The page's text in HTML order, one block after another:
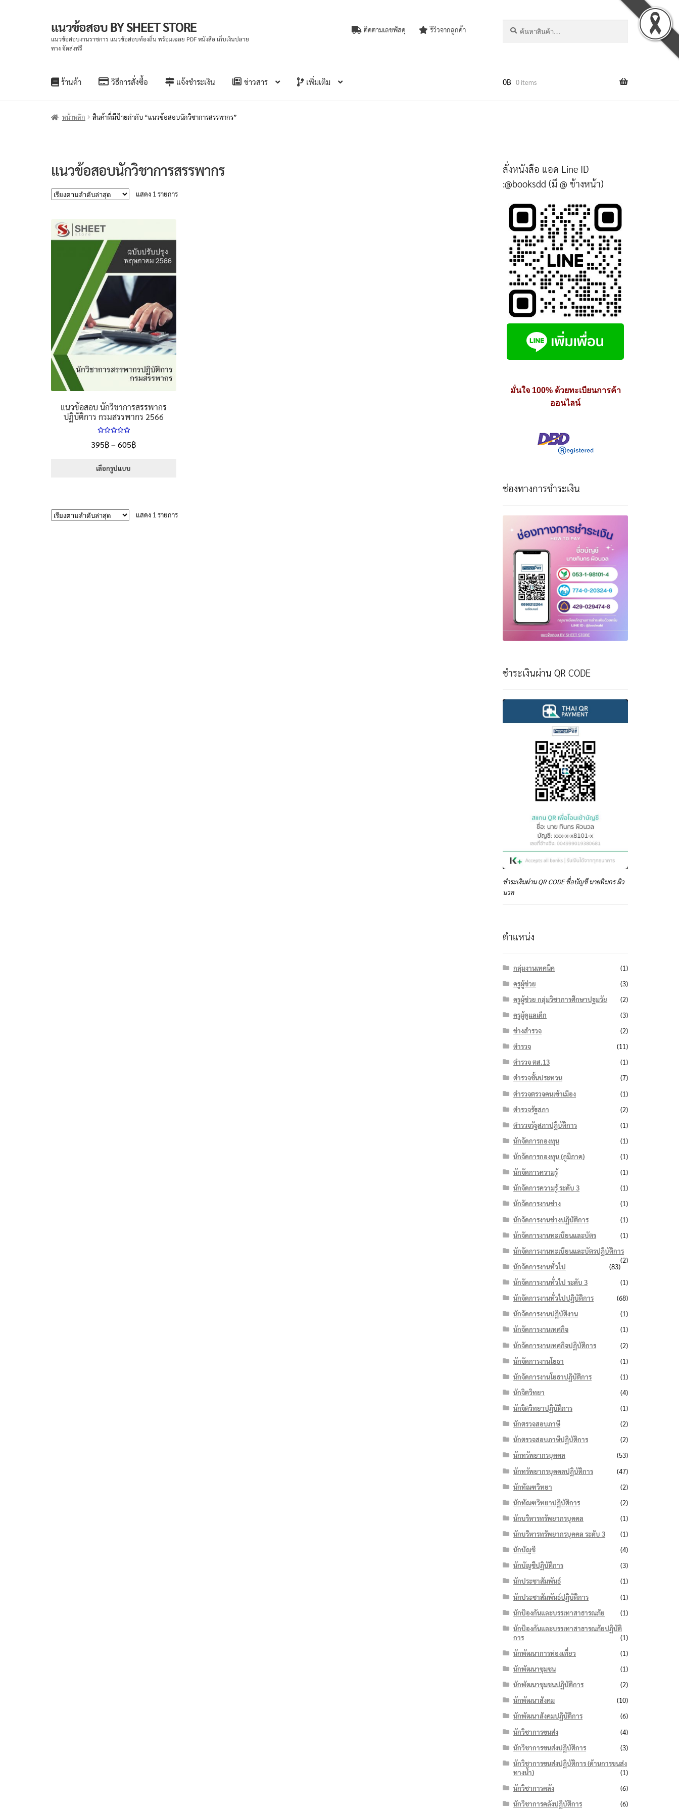
Skip
to
navigation
Skip
to
content
แนวข้อสอบ BY SHEET STORE
แนวข้อสอบงานราชการ แนวข้อสอบท้องถิ่น พร้อมเฉลย PDF หนังสือ เก็บเงินปลาย
ทาง จัดส่งฟรี
ติดตามเลขพัสดุ รีวิวจากลูกค้า
ร้านค้า วิธีการสั่งซื้อ แจ้งชำระเงิน ข่าวสาร เพิ่มเติม 0฿ 0 items
หน้าหลัก สินค้าที่มีป้ายกำกับ “แนวข้อสอบนักวิชาการสรรพากร”
แนวข้อสอบนักวิชาการสรรพากร
แสดง 1 รายการ
แนวข้อสอบ นักวิชาการสรรพากร
ปฏิบัติการ กรมสรรพากร 2566
5.00
ตั้งแต่
395฿ – 605฿Price
เลือกรูปแบบ
multipleแสดง 1 รายการ
สั่งหนังสือ แอด Line ID
:@booksdd (มี @ ข้างหน้า)
มั่นใจ 100% ด้วยทะเบียนการค้า
ออนไลน์
ช่องทางการชำระเงิน
ชำระเงินผ่าน QR CODE
ชำระเงินผ่าน QR CODE ชื่อบัญชี นายทินกร ผิว
นวล
ตำแหน่ง
กลุ่มงานเทคนิค
(1)
ครูผู้ช่วย
(3)
ครูผู้ช่วย กลุ่มวิชาการศึกษาปฐมวัย
(2)
ครูผู้ดูแลเด็ก
(3)
ช่างสำรวจ
(2)
ตำรวจ
(11)
ตำรวจ ตส.13
(1)
ตำรวจชั้นประทวน
(7)
ตำรวจตรวจคนเข้าเมือง
(1)
ตำรวจรัฐสภา
(2)
ตำรวจรัฐสภาปฏิบัติการ
(1)
นักจัดการกองทุน
(1)
นักจัดการกองทุน (ภูมิภาค)
(1)
นักจัดการความรู้
(1)
นักจัดการความรู้ ระดับ 3
(1)
นักจัดการงานช่าง
(1)
นักจัดการงานช่างปฏิบัติการ
(1)
นักจัดการงานทะเบียนและบัตร
(1)
นักจัดการงานทะเบียนและบัตรปฏิบัติการ
(2)
นักจัดการงานทั่วไป
(83)
นักจัดการงานทั่วไป ระดับ 3
(1)
นักจัดการงานทั่วไปปฏิบัติการ
(68)
นักจัดการงานปฏิบัติงาน
(1)
นักจัดการงานเทศกิจ
(1)
นักจัดการงานเทศกิจปฏิบัติการ
(2)
นักจัดการงานโยธา
(1)
นักจัดการงานโยธาปฏิบัติการ
(1)
นักจิตวิทยา
(4)
นักจิตวิทยาปฏิบัติการ
(1)
นักตรวจสอบภาษี
(2)
นักตรวจสอบภาษีปฏิบัติการ
(2)
นักทรัพยากรบุคคล
(53)
นักทรัพยากรบุคคลปฏิบัติการ
(47)
นักทัณฑวิทยา
(2)
นักทัณฑวิทยาปฏิบัติการ
(2)
นักบริหารทรัพยากรบุคคล
(1)
นักบริหารทรัพยากรบุคคล ระดับ 3
(1)
นักบัญชี
(4)
นักบัญชีปฏิบัติการ
(3)
นักประชาสัมพันธ์
(1)
นักประชาสัมพันธ์ปฏิบัติการ
(1)
นักป้องกันและบรรเทาสาธารณภัย
(1)
นักป้องกันและบรรเทาสาธารณภัยปฏิบัติ
การ
(1)
นักพัฒนาการท่องเที่ยว
(1)
นักพัฒนาชุมชน
(1)
นักพัฒนาชุมชนปฏิบัติการ
(2)
นักพัฒนาสังคม
(10)
นักพัฒนาสังคมปฏิบัติการ
(6)
นักวิชาการขนส่ง
(4)
นักวิชาการขนส่งปฏิบัติการ
(3)
นักวิชาการขนส่งปฏิบัติการ (ด้านการขนส่ง
ทางน้ำ)
(1)
นักวิชาการคลัง
(6)
นักวิชาการคลังปฏิบัติการ
(6)